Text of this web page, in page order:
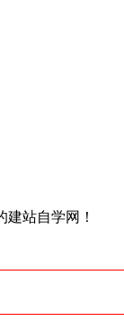
站自学网！